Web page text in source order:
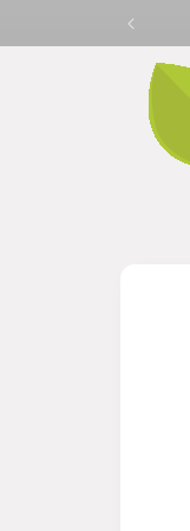
directamente
al contenido